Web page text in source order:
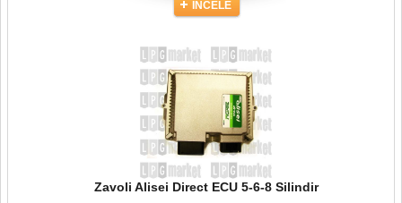
İNCELE
Zavoli Alisei Direct ECU 5-6-8 Silindir